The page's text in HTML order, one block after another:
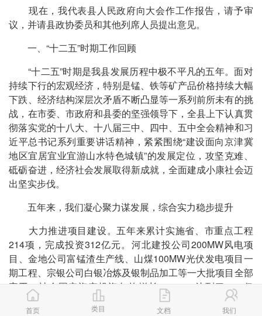
现在，我代表县人民政府向大会作工作报告，请予审
议，并请县政协委员和其他列席人员提出意见。
一、“十二五”时期工作回顾
“十二五”时期是我县发展历程中极不平凡的五年。面对
持续下行的宏观经济，特别是锰、铁等矿产品价格持续大幅
下跌、经济结构深层次矛盾不断凸显等一系列前所未有的挑
战，在市委、市政府和县委的坚强领导下，全县上下认真贯
彻落实党的十八大、十八届三中、四中、五中全会精神和习
近平总书记系列重要讲话精神，紧紧围绕“建设面向京津冀
地区宜居宜业宜游山水特色城镇”的发展定位，攻坚克难、
砥砺奋进，经济社会发展取得新成就，全面建成小康社会迈
出坚实步伐。
五年来，我们凝心聚力谋发展，综合实力稳步提升
大力推进项目建设。五年来累计实施省、市重点工程
214项，完成投资312亿元。河北建投公司200MW风电项
目、金地公司富锰渣生产线、山煤100MW光伏发电项目一
期工程、宗银公司白银冶炼及银制品加工等一大批项目全部
完工。社会固定资产投资年均增长52.1%，达到了97.6亿
元，比2010年增长7倍多。
首页 类目 文档 我们